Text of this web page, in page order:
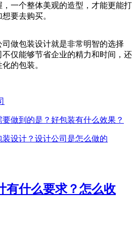
一个整体美观的造型，才能更能打
要去购买。
做包装设计就是非常明智的选择
仅能够节省企业的精力和时间，还
的包装。
做到的是？好包装有什么效果？
设计？设计公司是怎么做的
有什么要求？怎么收